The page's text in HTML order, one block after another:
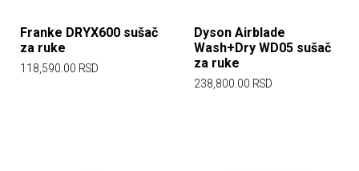
Franke DRYX600 sušač
za ruke
118,590.00 RSD
Dyson Airblade
Wash+Dry WD05 sušač
za ruke
238,800.00 RSD